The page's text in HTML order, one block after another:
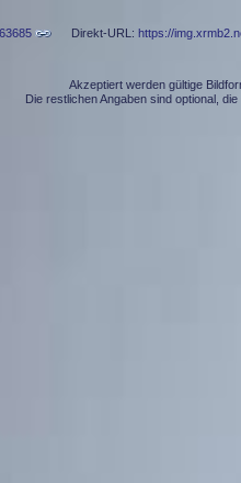
Direkt-URL: https://
Akzeptiert werden gültige
Die restlichen Angaben sind optional,